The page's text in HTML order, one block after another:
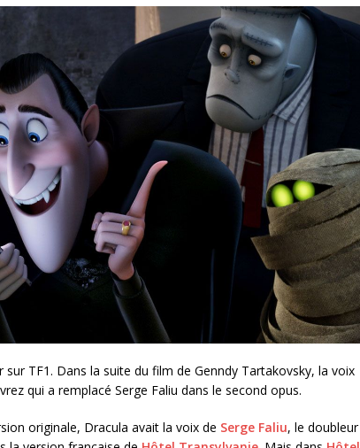
TF1. Dans la suite du film de Genndy Tartakovsky, la voix
qui a remplacé Serge Faliu dans le second opus.
originale, Dracula avait la voix de Serge Faliu, le doubleur